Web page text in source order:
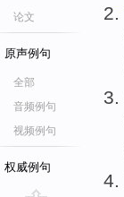
论文
原声例句
全部
音频例句
视频例句
权威例句